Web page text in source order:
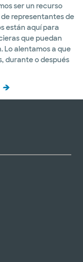
ser un recurso
representantes de
están aquí para
que puedan
Lo alentamos a que
durante o después